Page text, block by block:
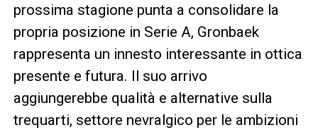
prossima stagione punta a consolidare la
propria posizione in Serie A, Gronbaek
rappresenta un innesto interessante in ottica
presente e futura. Il suo arrivo
aggiungerebbe qualità e alternative sulla
trequarti, settore nevralgico per le ambizioni